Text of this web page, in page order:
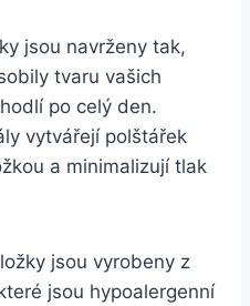
jsou navrženy‍ tak,
tvaru ⁣vašich
po celý den.
​vytvářejí polštářek
a minimalizují‌ tlak
jsou vyrobeny z
jsou hypoalergenní